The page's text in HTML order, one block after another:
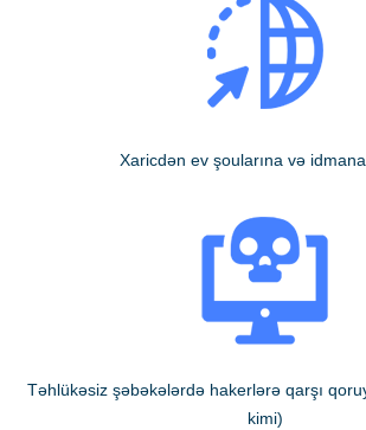
Xaricdən ev şoularına və idmana
Təhlükəsiz şəbəkələrdə hakerlərə qarşı
kimi)